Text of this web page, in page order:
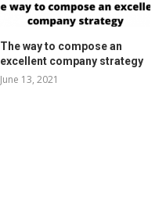
The way to compose an
excellent company strategy
June 13, 2021